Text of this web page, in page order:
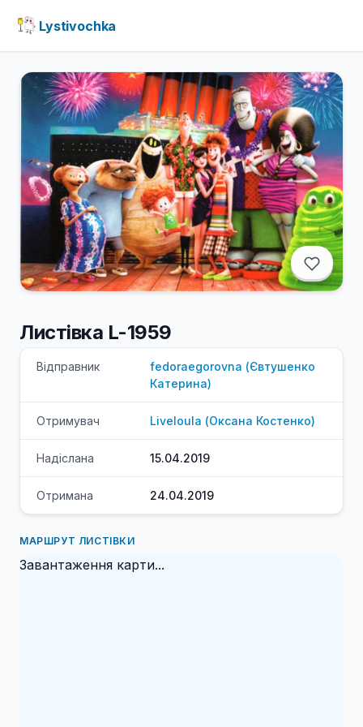
Lystivochka
Листівка L-1959
Відправник fedoraegorovna (Євтушенко
Катерина)
Отримувач Liveloula (Оксана Костенко)
Надіслана 15.04.2019
Отримана 24.04.2019
МАРШРУТ ЛИСТІВКИ
Завантаження карти...